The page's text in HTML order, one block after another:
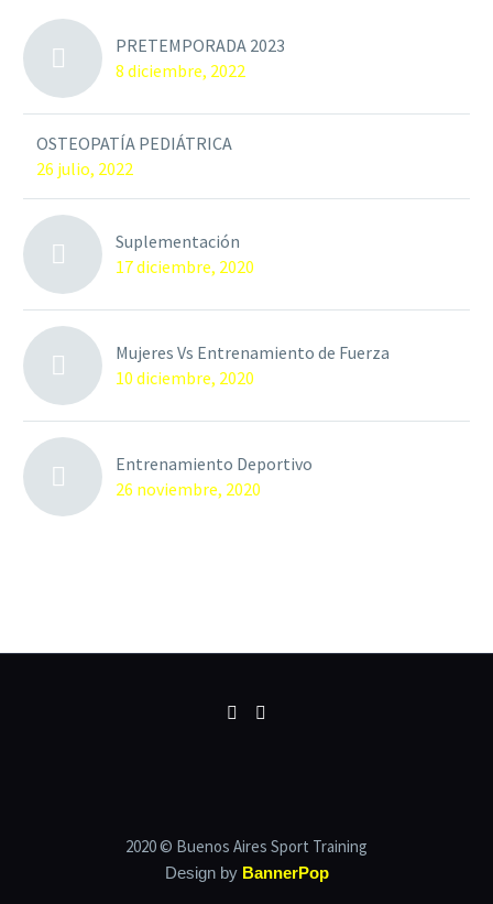
PRETEMPORADA 2023
8 diciembre, 2022
OSTEOPATÍA PEDIÁTRICA
26 julio, 2022
Suplementación
17 diciembre, 2020
Mujeres Vs Entrenamiento de Fuerza
10 diciembre, 2020
Entrenamiento Deportivo
26 noviembre, 2020
2020 © Buenos Aires Sport Training
Design by BannerPop